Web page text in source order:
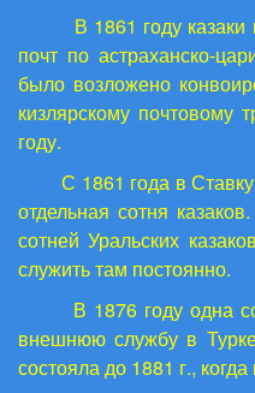
В 1861 году казаки
почт по астраханско-
было возложено
кизлярскому почтовому
году.
С 1861 года в Ставку
отдельная сотня
сотней Уральских
служить там постоянно.
В 1876 году одна
внешнюю службу в
состояла до 1881 г.,